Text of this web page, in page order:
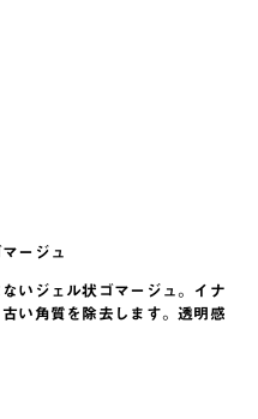
ージュ
いジェル状ゴマージュ。イナ
い角質を除去します。透明感